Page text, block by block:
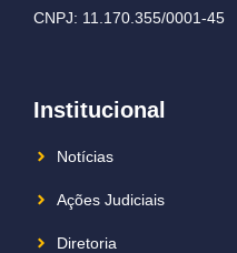
CNPJ: 11.170.355/0001-45
Institucional
Notícias
Ações Judiciais
Diretoria